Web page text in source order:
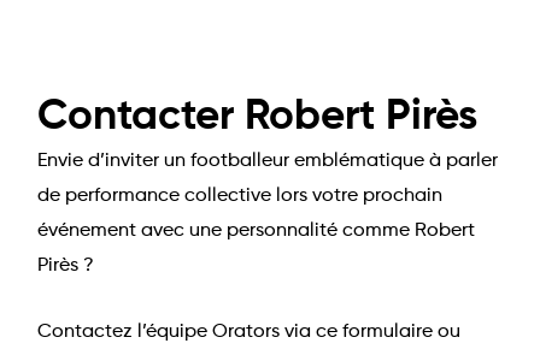
Contacter Robert Pirès
Envie d’inviter un footballeur emblématique à parler
de performance collective lors votre prochain
événement avec une personnalité comme Robert
Pirès ?
Contactez l’équipe Orators via ce formulaire ou